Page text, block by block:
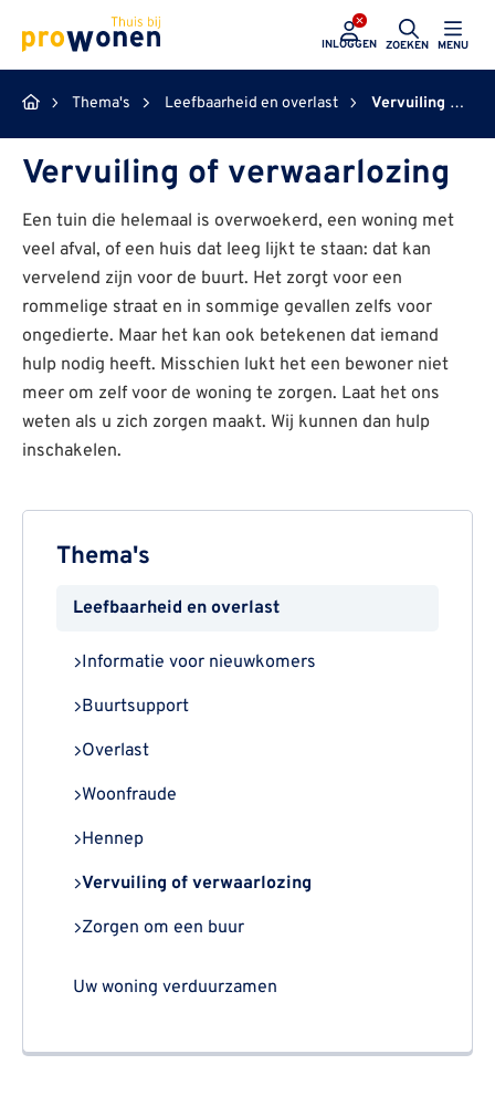
ProWonen
INLOGGEN ZOEKEN MENU
Thema's Leefbaarheid en overlast Vervuiling of verwaarlozing
Thema's
Leefbaarheid en overlast
Informatie voor nieuwkomers
Buurtsupport
Overlast
Woonfraude
Hennep
Vervuiling of verwaarlozing
Zorgen om een buur
Uw woning verduurzamen
Vervuiling of verwaarlozing
Een tuin die helemaal is overwoekerd, een woning met
veel afval, of een huis dat leeg lijkt te staan: dat kan
vervelend zijn voor de buurt. Het zorgt voor een
rommelige straat en in sommige gevallen zelfs voor
ongedierte. Maar het kan ook betekenen dat iemand
hulp nodig heeft. Misschien lukt het een bewoner niet
meer om zelf voor de woning te zorgen. Laat het ons
weten als u zich zorgen maakt. Wij kunnen dan hulp
inschakelen.